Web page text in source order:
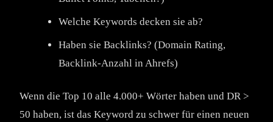
Welche Keywords decken sie ab?
Haben sie Backlinks? (Domain Rating,
Backlink-Anzahl in Ahrefs)
Wenn die Top 10 alle 4.000+ Wörter haben und DR >
50 haben, ist das Keyword zu schwer für einen neuen